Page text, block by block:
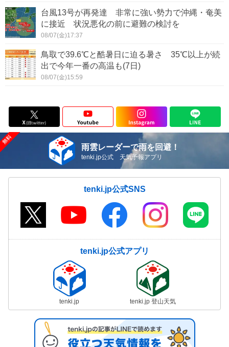
台風13号が再発達 非常に強い勢力で沖縄・奄美
に接近 状況悪化の前に避難の検討を
08/07(金)17:37
鳥取で39.6℃と酷暑日に迫る暑さ 35℃以上が続
出で今年一番の高温も(7日)
08/07(金)15:59
雨雲レーダーで雨を回避！
tenki.jp公式 天気予報アプリ
tenki.jp公式SNS
tenki.jp公式アプリ
tenki.jp tenki.jp 登山天気